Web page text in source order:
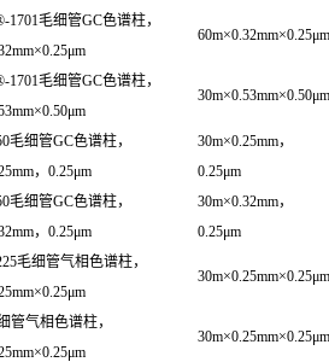
1701毛细管GC色谱柱，
60m×0.32mm×0.25μm
1701毛细管GC色谱柱，
30m×0.53mm×0.50μm
毛细管GC色谱柱，
，0.25μm
30m×0.25mm，
0.25μm
毛细管GC色谱柱，
，0.25μm
30m×0.32mm，
0.25μm
毛细管气相色谱柱，
30m×0.25mm×0.25μm
管气相色谱柱，
30m×0.25mm×0.25μm